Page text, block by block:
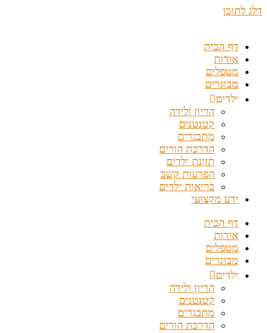
דלג לתוכן
דף הבית
אודות
מטפלים
מבוגרים
ילדים
הריון ולידה
קטנטנים
מתבגרים
הדרכת הורים
תזונת ילדים
הפרעות קשב
בריאות ילדים
ידע מקצועי
דף הבית
אודות
מטפלים
מבוגרים
ילדים
הריון ולידה
קטנטנים
מתבגרים
הדרכת הורים